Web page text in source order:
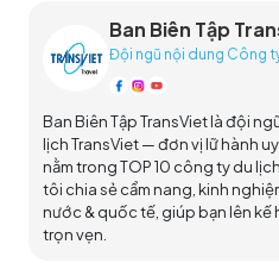
Ban Biên Tập
Đội ngũ nội dung Công
Ban Biên Tập TransViet là đội
lịch TransViet — đơn vị lữ hành
nằm trong TOP 10 công ty du
tôi chia sẻ cẩm nang, kinh
nước & quốc tế, giúp bạn lên
trọn vẹn.